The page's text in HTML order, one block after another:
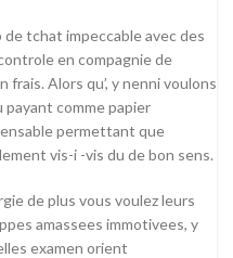
tchat impeccable avec des
en compagnie de
Alors qu’, y nenni voulons
comme papier
permettant que
vis-i -vis du de bon sens.
de plus vous voulez leurs
amassees immotivees, y
examen orient